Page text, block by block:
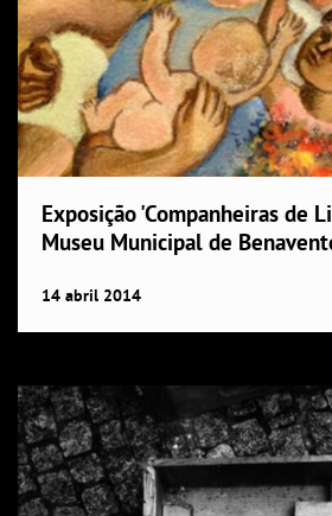
Exposição 'Companheiras de
Museu Municipal de
14 abril 2014